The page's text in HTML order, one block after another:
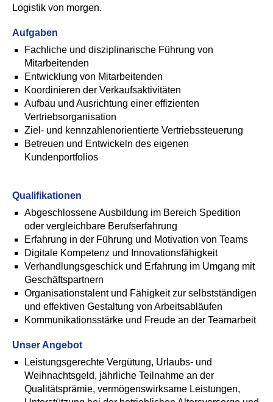
Logistik von morgen.
Aufgaben
Fachliche und disziplinarische Führung von
Mitarbeitenden
Entwicklung von Mitarbeitenden
Koordinieren der Verkaufsaktivitäten
Aufbau und Ausrichtung einer effizienten
Vertriebsorganisation
Ziel- und kennzahlenorientierte Vertriebssteuerung
Betreuen und Entwickeln des eigenen
Kundenportfolios
Qualifikationen
Abgeschlossene Ausbildung im Bereich Spedition
oder vergleichbare Berufserfahrung
Erfahrung in der Führung und Motivation von Teams
Digitale Kompetenz und Innovationsfähigkeit
Verhandlungsgeschick und Erfahrung im Umgang mit
Geschäftspartnern
Organisationstalent und Fähigkeit zur selbstständigen
und effektiven Gestaltung von Arbeitsabläufen
Kommunikationsstärke und Freude an der Teamarbeit
Unser Angebot
Leistungsgerechte Vergütung, Urlaubs- und
Weihnachtsgeld, jährliche Teilnahme an der
Qualitätsprämie, vermögenswirksame Leistungen,